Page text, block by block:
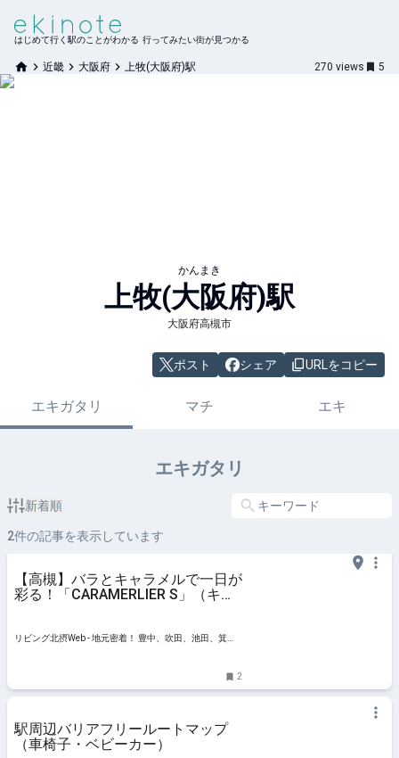
はじめて行く駅のことがわかる 行ってみたい街が見つかる
近畿 大阪府 上牧(大阪府)駅 270 views 5
かんまき
上牧(大阪府)駅
大阪府高槻市
ポスト シェア URLをコピー
エキガタリ マチ エキ
エキガタリ
新着順
2件の記事を表示しています
【高槻】バラとキャラメルで一日が
彩る！「CARAMERLIER S」（キャ
リビング北摂Web - 地元密着！ 豊中、吹田、池田、箕
2
駅周辺バリアフリールートマップ
（車椅子・ベビーカー）